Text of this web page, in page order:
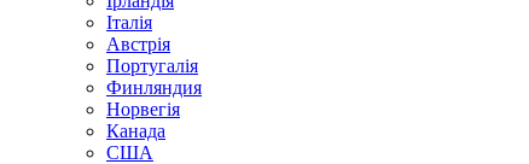
Iталiя
Австрія
Португалія
Финляндия
Норвегія
Канада
США